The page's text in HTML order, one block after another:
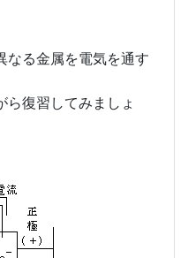
る金属を電気を通す
ら復習してみましょ